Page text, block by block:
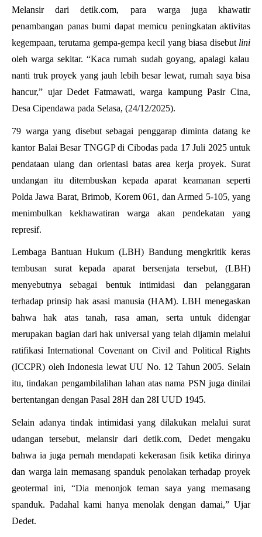
Melansir dari detik.com, para warga juga khawatir
penambangan panas bumi dapat memicu peningkatan aktivitas
kegempaan, terutama gempa-gempa kecil yang biasa disebut lini
oleh warga sekitar. “Kaca rumah sudah goyang, apalagi kalau
nanti truk proyek yang jauh lebih besar lewat, rumah saya bisa
hancur,” ujar Dedet Fatmawati, warga kampung Pasir Cina,
Desa Cipendawa pada Selasa, (24/12/2025).
79 warga yang disebut sebagai penggarap diminta datang ke
kantor Balai Besar TNGGP di Cibodas pada 17 Juli 2025 untuk
pendataan ulang dan orientasi batas area kerja proyek. Surat
undangan itu ditembuskan kepada aparat keamanan seperti
Polda Jawa Barat, Brimob, Korem 061, dan Armed 5-105, yang
menimbulkan kekhawatiran warga akan pendekatan yang
represif.
Lembaga Bantuan Hukum (LBH) Bandung mengkritik keras
tembusan surat kepada aparat bersenjata tersebut, (LBH)
menyebutnya sebagai bentuk intimidasi dan pelanggaran
terhadap prinsip hak asasi manusia (HAM). LBH menegaskan
bahwa hak atas tanah, rasa aman, serta untuk didengar
merupakan bagian dari hak universal yang telah dijamin melalui
ratifikasi International Covenant on Civil and Political Rights
(ICCPR) oleh Indonesia lewat UU No. 12 Tahun 2005. Selain
itu, tindakan pengambilalihan lahan atas nama PSN juga dinilai
bertentangan dengan Pasal 28H dan 28I UUD 1945.
Selain adanya tindak intimidasi yang dilakukan melalui surat
udangan tersebut, melansir dari detik.com, Dedet mengaku
bahwa ia juga pernah mendapati kekerasan fisik ketika dirinya
dan warga lain memasang spanduk penolakan terhadap proyek
geotermal ini, “Dia menonjok teman saya yang memasang
spanduk. Padahal kami hanya menolak dengan damai,” Ujar
Dedet.